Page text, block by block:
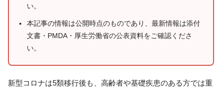
い。
本記事の情報は公開時点のものであり、最新情報は添付
文書・PMDA・厚生労働省の公表資料をご確認くださ
い。
新型コロナは5類移行後も、高齢者や基礎疾患のある方では重